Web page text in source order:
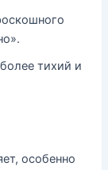
тихий и
особенно